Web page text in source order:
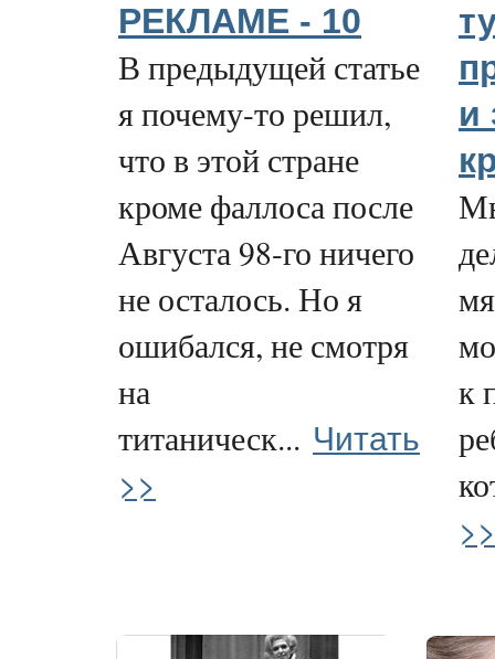
РЕКЛАМЕ - 10
В предыдущей статье
я почему-то решил,
что в этой стране
кроме фаллоса после
Августа 98-го ничего
не осталось. Но я
ошибался, не смотря
на
титаническ... Читать
>>
и
к
>>